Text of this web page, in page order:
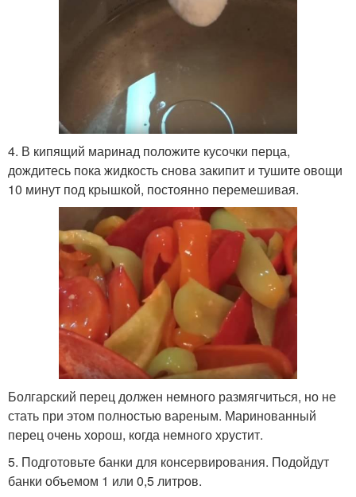
4. В кипящий маринад положите кусочки перца,
дождитесь пока жидкость снова закипит и тушите овощи
10 минут под крышкой, постоянно перемешивая.
Болгарский перец должен немного размягчиться, но не
стать при этом полностью вареным. Маринованный
перец очень хорош, когда немного хрустит.
5. Подготовьте банки для консервирования. Подойдут
банки объемом 1 или 0,5 литров.